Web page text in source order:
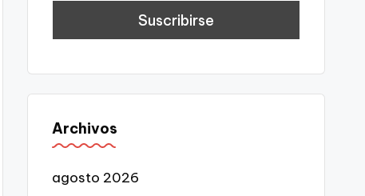
Archivos
agosto 2026